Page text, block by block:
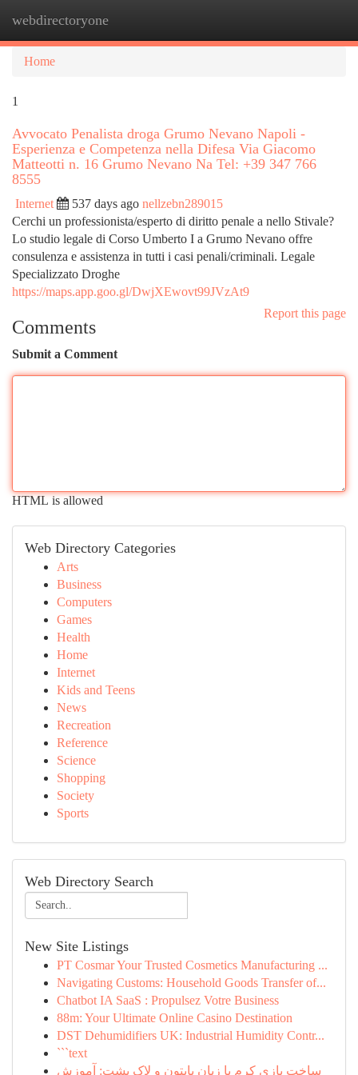
webdirectoryone
Home
1
Avvocato Penalista droga Grumo Nevano Napoli -
Esperienza e Competenza nella Difesa Via Giacomo
Matteotti n. 16 Grumo Nevano Na Tel: +39 347 766
8555
Internet 537 days ago nellzebn289015
Cerchi un professionista/esperto di diritto penale a nello Stivale?
Lo studio legale di Corso Umberto I a Grumo Nevano offre
consulenza e assistenza in tutti i casi penali/criminali. Legale
Specializzato Droghe
https://maps.app.goo.gl/DwjXEwovt99JVzAt9
Report this page
Comments
Submit a Comment
HTML is allowed
Web Directory Categories
Arts
Business
Computers
Games
Health
Home
Internet
Kids and Teens
News
Recreation
Reference
Science
Shopping
Society
Sports
Web Directory Search
New Site Listings
PT Cosmar Your Trusted Cosmetics Manufacturing ...
Navigating Customs: Household Goods Transfer of...
Chatbot IA SaaS : Propulsez Votre Business
88m: Your Ultimate Online Casino Destination
DST Dehumidifiers UK: Industrial Humidity Contr...
```text
ساخت بازی کرم با زبان پایتون و لاک پشت: آموزش